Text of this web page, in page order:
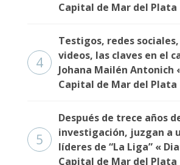
Capital de Mar del Plata
4
Testigos, redes
videos, las claves en el
Johana Mailén Antonich
Capital de Mar del Plata
5
Después de trece años
investigación, juzgan a
líderes de “La Liga” «
Capital de Mar del Plata